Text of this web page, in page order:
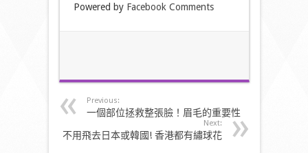
Powered by Facebook Comments
Previous:
一個部位拯救整張臉！眉毛的重要性
Next:
不用飛去日本或韓國! 香港都有繡球花